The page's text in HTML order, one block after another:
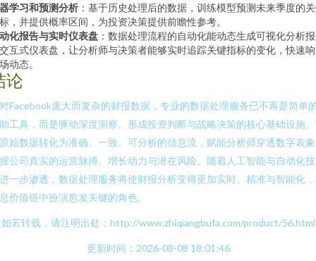
学习和预测分析 ：基于历史处理后的数据，训练模型预测未来季度的
，并提供概率区间，为投资决策提供前瞻性参考。
化报告与实时仪表盘 ：数据处理流程的自动化能动态生成可视化分析
互式仪表盘，让分析师与决策者能够实时追踪关键指标的变化，快速
动态。
论
Facebook庞大而复杂的财报数据，专业的数据处理服务已不再是简单
工具，而是驱动深度洞察、形成投资判断与战略决策的核心基础设施
始数据转化为准确、一致、可分析的信息流，赋能分析师穿透数字表
公司真实的运营脉搏、增长动力与潜在风险。随着人工智能与自动化
一步渗透，数据处理服务将使财报分析变得更加实时、精准与智能化
价值链中扮演愈发关键的角色。
如若转载，请注明出处：http://www.zhiqiangbufa.com/product/56.html
更新时间：2026-08-08 18:01:46